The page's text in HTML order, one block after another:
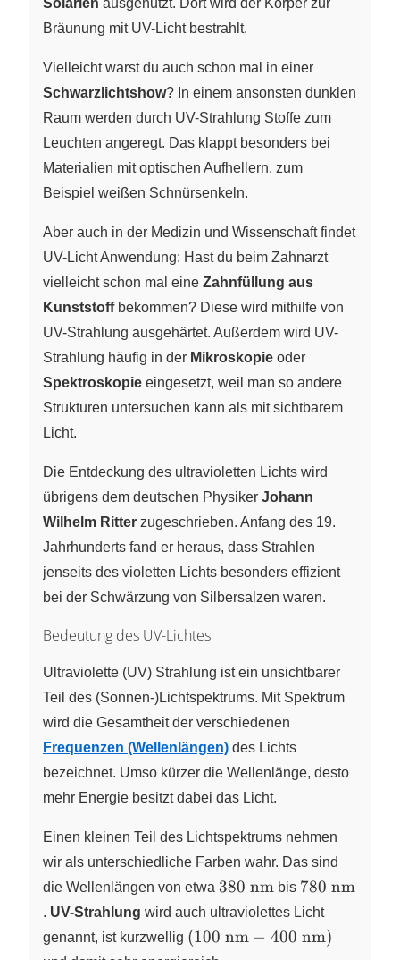
Solarien ausgenutzt. Dort wird der Körper zur
Bräunung mit UV-Licht bestrahlt.
Vielleicht warst du auch schon mal in einer
Schwarzlichtshow? In einem ansonsten dunklen
Raum werden durch UV-Strahlung Stoffe zum
Leuchten angeregt. Das klappt besonders bei
Materialien mit optischen Aufhellern, zum
Beispiel weißen Schnürsenkeln.
Aber auch in der Medizin und Wissenschaft findet
UV-Licht Anwendung: Hast du beim Zahnarzt
vielleicht schon mal eine Zahnfüllung aus
Kunststoffbekommen? Diese wird mithilfe von
UV-Strahlung ausgehärtet. Außerdem wird UV-
Strahlung häufig in der Mikroskopie oder
Spektroskopie eingesetzt, weil man so andere
Strukturen untersuchen kann als mit sichtbarem
Licht.
Die Entdeckung des ultravioletten Lichts wird
übrigens dem deutschen Physiker Johann
Wilhelm Ritter zugeschrieben. Anfang des 19.
Jahrhunderts fand er heraus, dass Strahlen
jenseits des violetten Lichts besonders effizient
bei der Schwärzung von Silbersalzen waren.
Bedeutung des UV-Lichtes
Ultraviolette (UV) Strahlung ist ein unsichtbarer
Teil des (Sonnen-)Lichtspektrums. Mit Spektrum
wird die Gesamtheit der verschiedenen
Frequenzen (Wellenlängen) des Lichts
bezeichnet. Umso kürzer die Wellenlänge, desto
mehr Energie besitzt dabei das Licht.
Einen kleinen Teil des Lichtspektrums nehmen
wir als unterschiedliche Farben wahr. Das sind
die Wellenlängen von etwa \pu{380
nm}
380 nm bis \pu{780
nm}
780 nm
. UV-Strahlung wird auch ultraviolettes Licht
genannt, ist kurzwellig \left(
\pu{100
(100 nm − 400 nm)